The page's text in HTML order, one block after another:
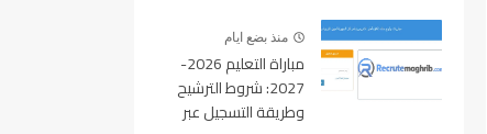
منذ بضع ايام
مباراة التعليم 2026-
2027: شروط الترشيح
وطريقة التسجيل عبر